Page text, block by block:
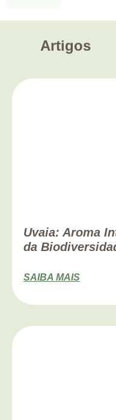
Artigos
Uvaia: Aroma
da
SAIBA MAIS